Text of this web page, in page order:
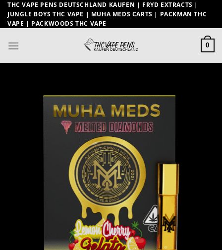
Zum
Inhalt
springen
THC VAPE PENS DEUTSCHLAND KAUFEN | FRYD EXTRACTS |
JUNGLE BOYS THC VAPE | MUHA MEDS CARTS | PACKMAN THC
VAPE | PACKWOODS THC VAPE
0